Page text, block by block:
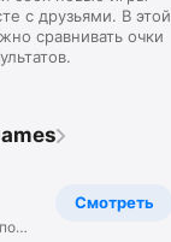
с друзьями. В этой
сравнивать очки
Смотреть